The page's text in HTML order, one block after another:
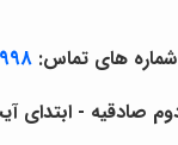
شماره های تماس:
- ابتدای آیت الله